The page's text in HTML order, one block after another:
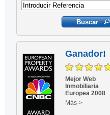
Ganador!
Mejor Web
Inmobiliaria
Europea 2008
Más->